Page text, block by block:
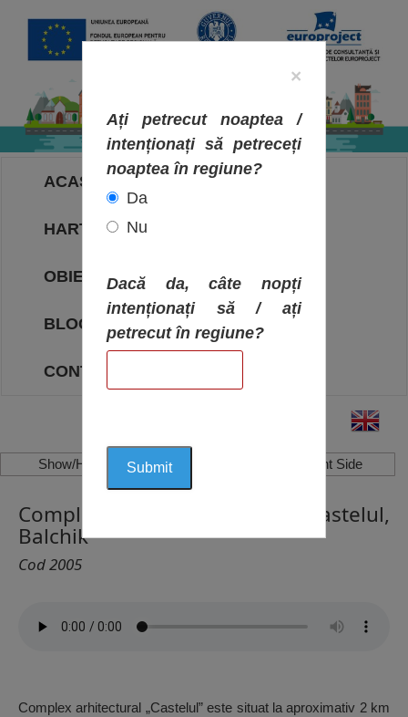
ACASA
HARTA OBIECTIVELOR
OBIECTIVE
BLOG
CONTACT
Show/Hide Left Side Show/Hide Right Side
Complex Arhitectural de Parc Castelul,
Balchik
Cod 2005
Complex arhitectural „Castelul” este situat la aproximativ 2 km
×
Ați petrecut noaptea /
intenționați să petreceți
noaptea în regiune?
Da
Nu
Dacă da, câte nopți
intenționați să / ați
petrecut în regiune?